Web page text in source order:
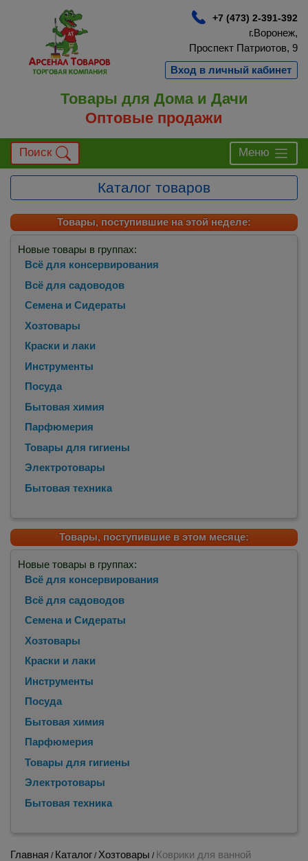
+7 (473) 2-391-392
г.Воронеж,
Проспект Патриотов, 9
Вход в личный кабинет
Товары для Дома и Дачи
Оптовые продажи
Поиск Меню
Каталог товаров
Товары, поступившие на этой неделе:
Новые товары в группах:
Всё для консервирования
Всё для садоводов
Семена и Сидераты
Хозтовары
Краски и лаки
Инструменты
Посуда
Бытовая химия
Парфюмерия
Товары для гигиены
Электротовары
Бытовая техника
Товары, поступившие в этом месяце:
Новые товары в группах:
Всё для консервирования
Всё для садоводов
Семена и Сидераты
Хозтовары
Краски и лаки
Инструменты
Посуда
Бытовая химия
Парфюмерия
Товары для гигиены
Электротовары
Бытовая техника
Главная / Каталог / Хозтовары / Коврики для ванной